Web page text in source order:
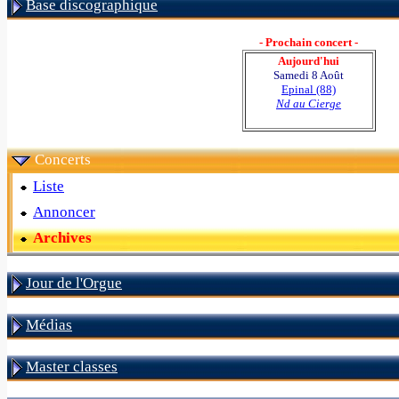
Base discographique
- Prochain concert -
Aujourd'hui
Samedi 8 Août
Epinal (88)
Nd au Cierge
Concerts
Liste
Annoncer
Archives
Jour de l'Orgue
Médias
Master classes